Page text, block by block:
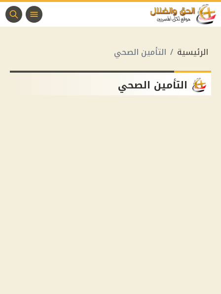
الرئيسية التأمين الصحي
التأمين الصحي